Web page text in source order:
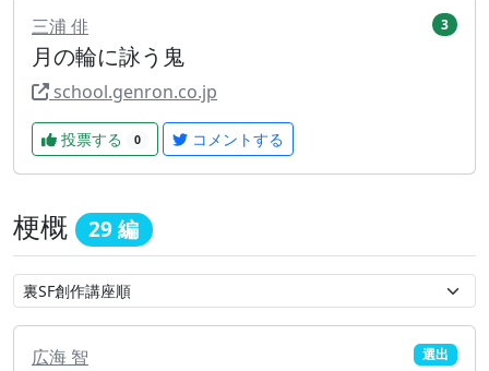
三浦 俳 3
月の輪に詠う鬼
school.genron.co.jp
投票する 0 コメントする
梗概 29 編
広海 智 選出